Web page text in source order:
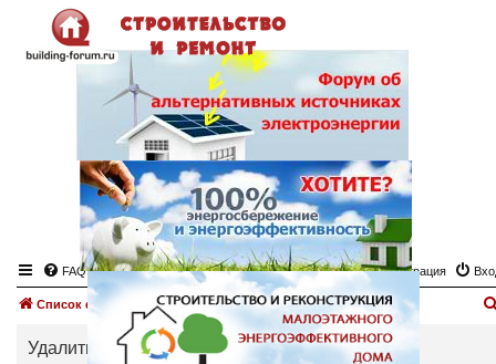
FAQ Регистрация
Список форумов
Удалить cookies